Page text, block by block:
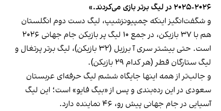
۲۰۲۶-۲۰۲۵ در لیگ برتر بازی می‌کردند.»
و شگفت‌انگیز اینکه چمپیونزشیپ، لیگ دست دوم انگلستان
هم با ۳۷ بازیکن، در جمع ۱۰ لیگ پر بازیکن جام جهانی ۲۰۲۶
است. حتی بیشتر سری آ برزیل (۳۲ بازیکن)، لیگ برتر پرتغال و
لیگ ستارگان قطر (هر کدام ۲۹ بازیکن).
و جالب‌تر از همه اینها جایگاه ششم لیگ حرفه‌ای عربستان
سعودی در این رده‌بندی و پس از «بیگ فایو» است؛ این لیگ
آسیایی در جام جهانی پیش رو، ۴۶ نماینده دارد.